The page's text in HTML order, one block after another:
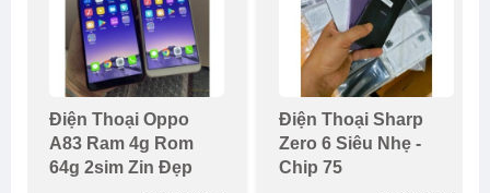
Điện Thoại Oppo
A83 Ram 4g Rom
64g 2sim Zin Đẹp
Điện Thoại Sharp
Zero 6 Siêu Nhẹ -
Chip 75